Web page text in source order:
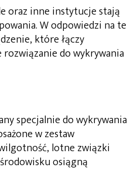
oraz inne instytucje stają
W odpowiedzi na te
które łączy
do wykrywania
specjalnie do wykrywania
w zestaw
lotne związki
osiągną